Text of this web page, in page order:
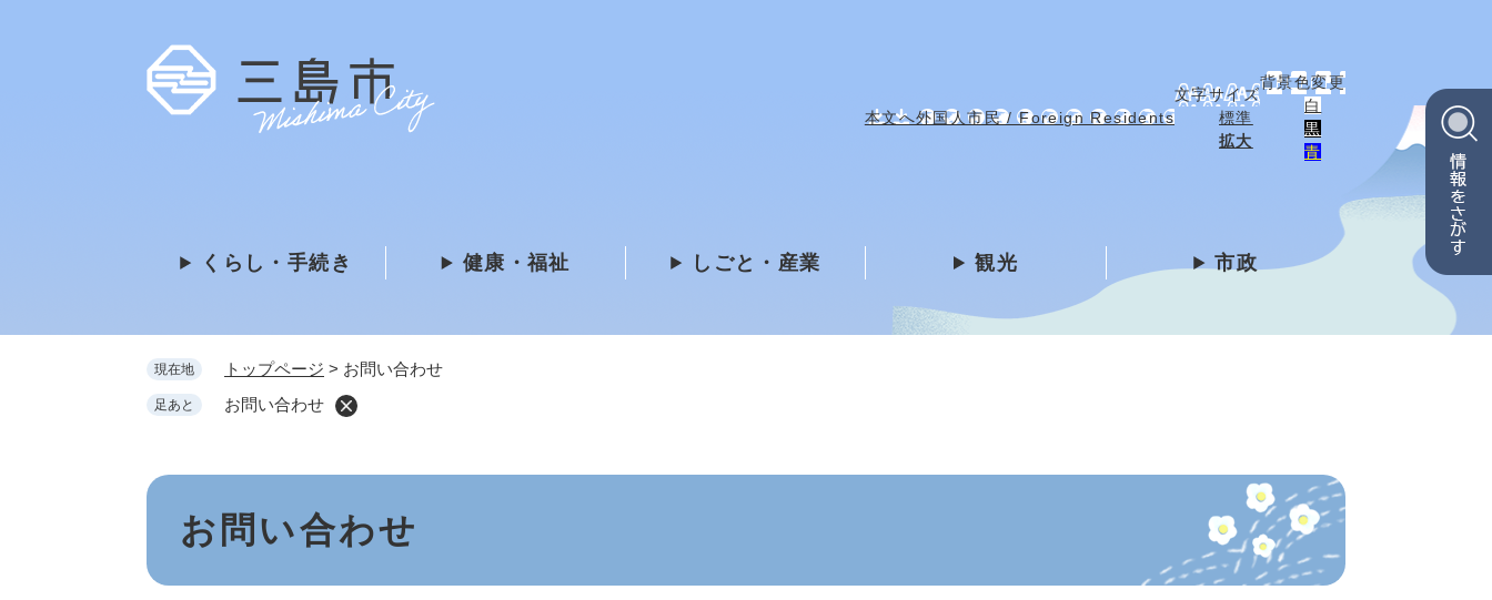
本文へ外国人市民 / Foreign Residents
文字サイズ
標準
拡大
背景色変更
白
黒
青
くらし・手続き 健康・福祉 しごと・産業 観光 市政
現在地 トップページ > お問い合わせ
足あと お問い合わせ
本
お問い合わせ